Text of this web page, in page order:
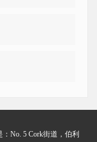
No. 5 Cork街道，伯利